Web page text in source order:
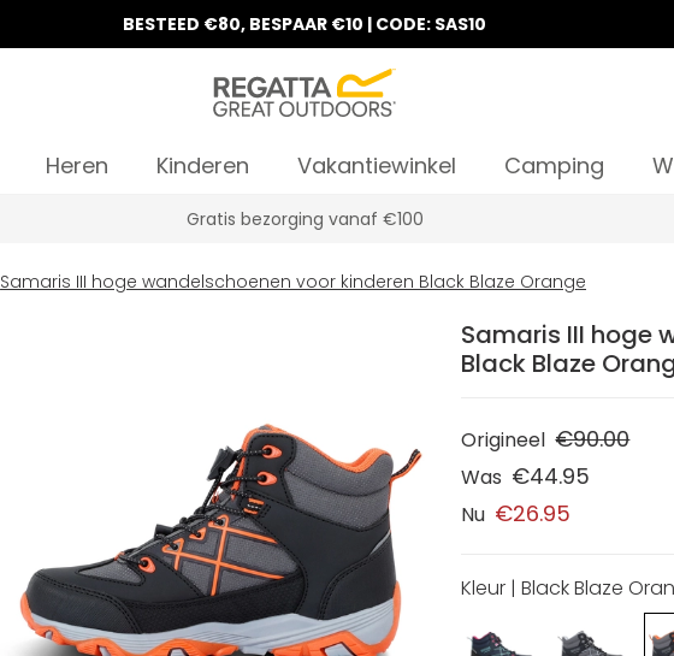
BESTEED €80, BESPAAR €10 | CODE: SAS10
Heren Kinderen Vakantiewinkel Camping
Gratis bezorging vanaf €100
Samaris III hoge wandelschoenen voor kinderen Black Blaze Orange
Samaris III hoge
Black Blaze
Origineel €90.00
Was €44.95
Nu €26.95
Kleur | Black Blaze